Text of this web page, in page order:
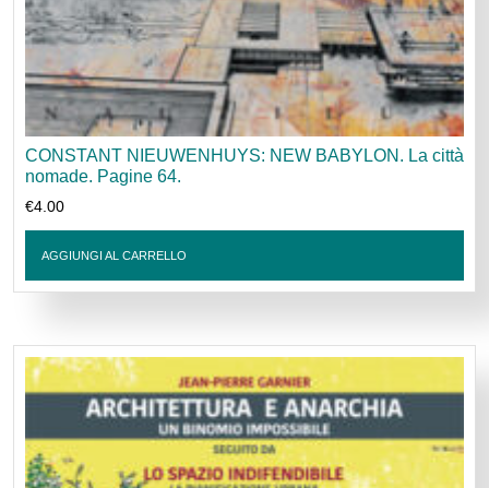
CONSTANT NIEUWENHUYS: NEW BABYLON. La città
nomade. Pagine 64.
€4.00
AGGIUNGI AL CARRELLO